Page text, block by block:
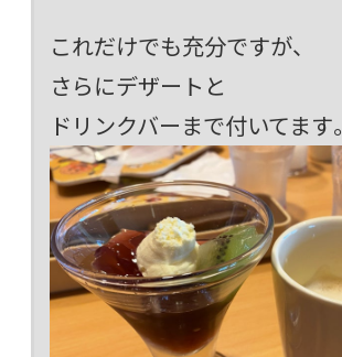
これだけでも充分ですが、
さらにデザートと
ドリンクバーまで付いてます。